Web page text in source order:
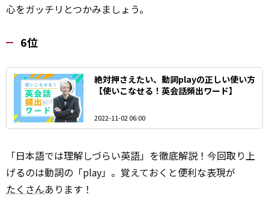
心をガッチリとつかみましょう。
6位
絶対押さえたい、動詞playの正しい使い方
【使いこなせる！英会話頻出ワード】
2022-11-02 06:00
「日本語では理解しづらい英語」を徹底解説！今回取り上
げるのは動詞の「play」。覚えておくと便利な表現が
たくさんあります！